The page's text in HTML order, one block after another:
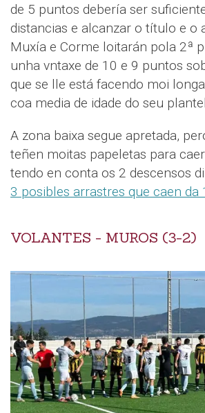
de 5 puntos debería ser
distancias e alcanzar o título e o
Muxía e Corme loitarán pola 2ª
unha vntaxe de 10 e 9 puntos
que se lle está facendo moi
coa media de idade do seu plantel.
A zona baixa segue apretada,
teñen moitas papeletas para
tendo en conta os 2 descensos
3 posibles arrastres que caen da
VOLANTES - MUROS (3-2)